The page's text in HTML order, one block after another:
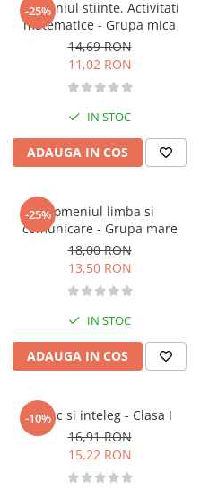
-25%
Domeniul stiinte. Activitati
matematice - Grupa mica
14,69 RON
11,02 RON
IN STOC
ADAUGA IN COS
-25%Domeniul limba si
comunicare - Grupa mare
18,00 RON
13,50 RON
IN STOC
ADAUGA IN COS
-10%
Citesc si inteleg - Clasa I
16,91 RON
15,22 RON